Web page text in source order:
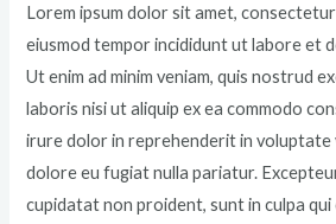
Lorem ipsum dolor sit amet,
eiusmod tempor incididunt ut labore et
Ut enim ad minim veniam, quis nostrud
laboris nisi ut aliquip ex ea commodo
irure dolor in reprehenderit in voluptate
dolore eu fugiat nulla pariatur.
cupidatat non proident, sunt in culpa